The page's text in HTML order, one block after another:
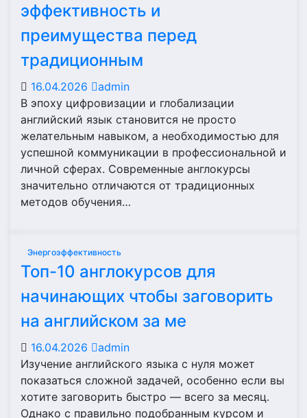
эффективность и
преимущества перед
традиционным
16.04.2026
admin
В эпоху цифровизации и глобализации
английский язык становится не просто
желательным навыком, а необходимостью для
успешной коммуникации в профессиональной и
личной сферах. Современные англокурсы
значительно отличаются от традиционных
методов обучения…
Энергоэффективность
Топ-10 англокурсов для
начинающих чтобы заговорить
на английском за ме
16.04.2026
admin
Изучение английского языка с нуля может
показаться сложной задачей, особенно если вы
хотите заговорить быстро — всего за месяц.
Однако с правильно подобранным курсом и